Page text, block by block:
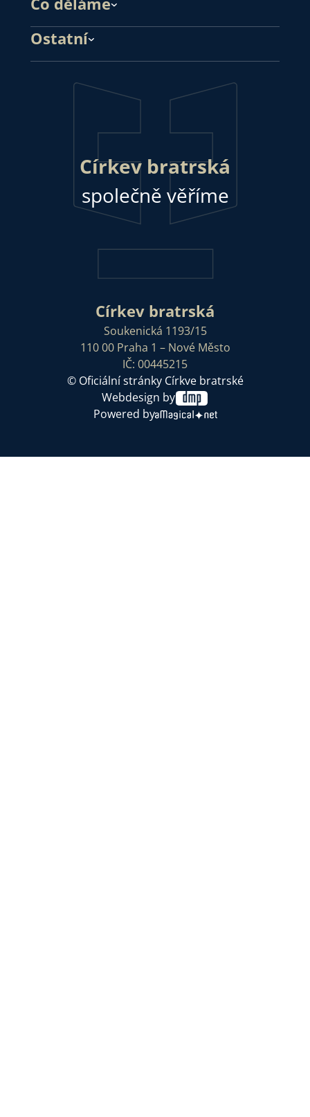
Ostatní
Církev bratrská
společně věříme
Církev bratrská
Soukenická 1193/15
110 00 Praha 1 – Nové Město
IČ: 00445215
© Oficiální stránky Církve bratrské
Webdesign by
Powered by